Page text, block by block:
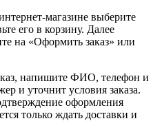
магазине выберите
его в корзину. Далее
на «Оформить заказ» или
напишите ФИО, телефон и
и уточнит условия заказа.
оформления
только ждать доставки и